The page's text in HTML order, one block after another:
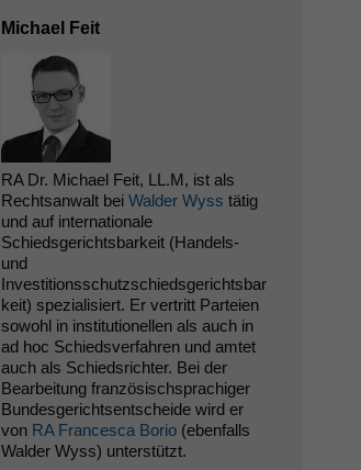
Michael Feit
RA Dr. Michael Feit, LL.M, ist als
Rechtsanwalt bei Walder Wyss tätig
und auf internationale
Schiedsgerichtsbarkeit (Handels-
und
Investitionsschutzschiedsgerichtsbar
keit) spezialisiert. Er vertritt Parteien
sowohl in institutionellen als auch in
ad hoc Schiedsverfahren und amtet
auch als Schiedsrichter. Bei der
Bearbeitung französischsprachiger
Bundesgerichtsentscheide wird er
von RA Francesca Borio(ebenfalls
Walder Wyss) unterstützt.